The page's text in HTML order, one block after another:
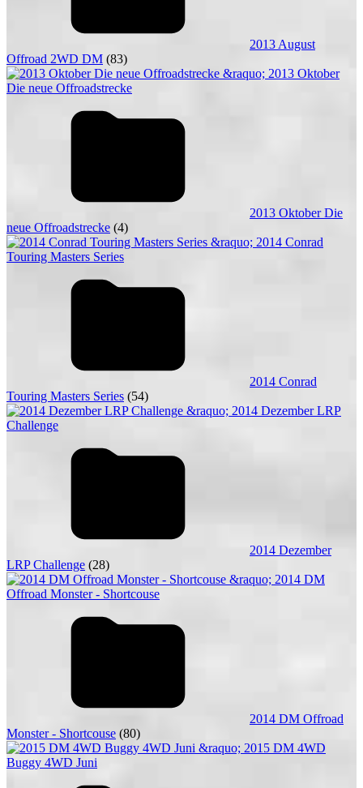
2013 August
Offroad 2WD DM (83)
2013 Oktober Die
neue Offroadstrecke (4)
2014 Conrad
Touring Masters Series (54)
2014 Dezember
LRP Challenge (28)
2014 DM Offroad
Monster - Shortcouse (80)